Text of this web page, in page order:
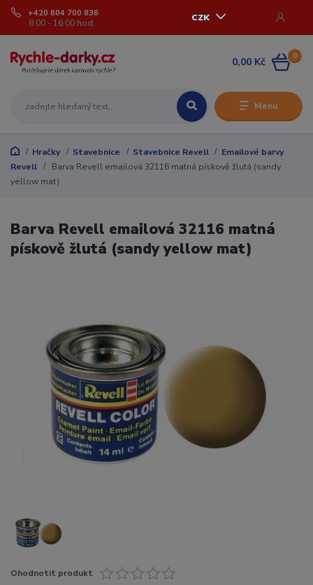
Menu
CZK
+420 604 700 836
8:00 - 16:00 hod.
0
0,00 Kč
Hračky Stavebnice Stavebnice Revell
Emailové barvy
Revell
Barva Revell emailová 32116 matná pískově žlutá (sandy
yellow mat)
Barva Revell emailová 32116 matná
pískově žlutá (sandy yellow mat)
Ohodnotit produkt